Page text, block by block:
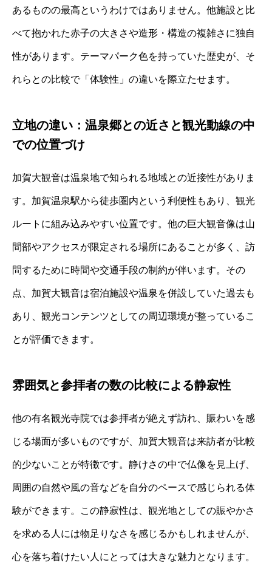
あるものの最高というわけではありません。他施設と比
べて抱かれた赤子の大きさや造形・構造の複雑さに独自
性があります。テーマパーク色を持っていた歴史が、そ
れらとの比較で「体験性」の違いを際立たせます。
立地の違い：温泉郷との近さと観光動線の中
での位置づけ
加賀大観音は温泉地で知られる地域との近接性がありま
す。加賀温泉駅から徒歩圏内という利便性もあり、観光
ルートに組み込みやすい位置です。他の巨大観音像は山
間部やアクセスが限定される場所にあることが多く、訪
問するために時間や交通手段の制約が伴います。その
点、加賀大観音は宿泊施設や温泉を併設していた過去も
あり、観光コンテンツとしての周辺環境が整っているこ
とが評価できます。
雰囲気と参拝者の数の比較による静寂性
他の有名観光寺院では参拝者が絶えず訪れ、賑わいを感
じる場面が多いものですが、加賀大観音は来訪者が比較
的少ないことが特徴です。静けさの中で仏像を見上げ、
周囲の自然や風の音などを自分のペースで感じられる体
験ができます。この静寂性は、観光地としての賑やかさ
を求める人には物足りなさを感じるかもしれませんが、
心を落ち着けたい人にとっては大きな魅力となります。